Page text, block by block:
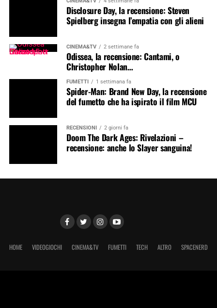
Disclosure Day, la recensione: Steven
Spielberg insegna l’empatia con gli alieni
CINEMA&TV 2 settimane fa
Odissea, la recensione: Cantami, o
Christopher Nolan…
FUMETTI 1 settimana fa
Spider-Man: Brand New Day, la recensione
del fumetto che ha ispirato il film MCU
RECENSIONI 2 giorni fa
Doom The Dark Ages: Rivelazioni –
recensione: anche lo Slayer sanguina!
HOME VIDEOGIOCHI CINEMA&TV FUMETTI TECH ALTRO SPACENERD